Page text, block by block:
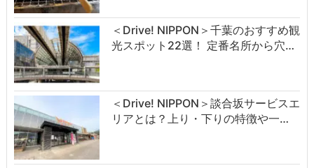
＜Drive! NIPPON＞千葉のおすすめ観
光スポット22選！ 定番名所から穴…
＜Drive! NIPPON＞談合坂サービスエ
リアとは？上り・下りの特徴や一…